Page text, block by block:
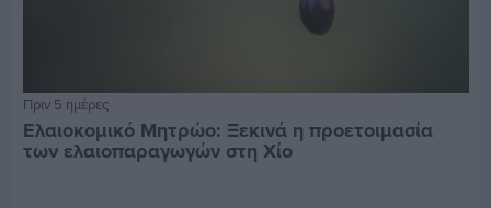
Πριν 5 ημέρες
Ελαιοκομικό Μητρώο: Ξεκινά η προετοιμασία
των ελαιοπαραγωγών στη Χίο